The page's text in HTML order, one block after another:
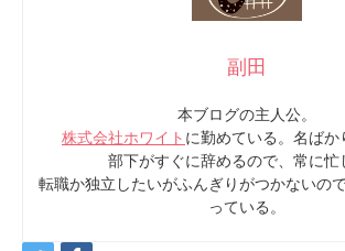
副田
本ブログの主人公。
株式会社ホワイト に勤めている。名ばか
部下がすぐに辞めるので、常に忙
転職か独立したいがふんぎりがつかないの
っている。